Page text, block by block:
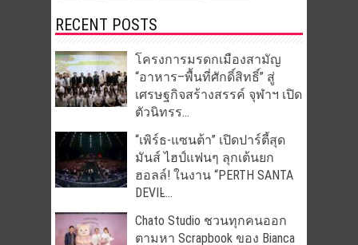
RECENT POSTS
โครงการมรดกเมืองสามัญ
“อาหาร–พื้นที่ศักดิ์สิทธิ์” สู่
เศรษฐกิจสร้างสรรค์ จุฬาฯ เปิด
ตัวนิทรร...
“เพิร์ธ-แซนต้า” เปิดปาร์ตี้สุด
มันส์ ไฮป์แฟนๆ ลุกเต้นยก
ฮอลล์! ในงาน “PERTH SANTA
DEVIL̵...
Chato Studio ชวนทุกคนออก
ตามหา Scrapbook ของ Bianca